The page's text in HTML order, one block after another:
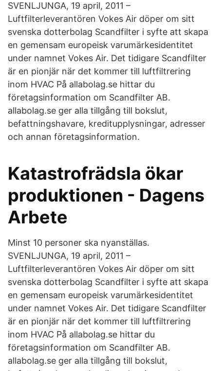
SVENLJUNGA, 19 april, 2011 –
Luftfilterleverantören Vokes Air döper om sitt
svenska dotterbolag Scandfilter i syfte att skapa
en gemensam europeisk varumärkesidentitet
under namnet Vokes Air. Det tidigare Scandfilter
är en pionjär när det kommer till luftfiltrering
inom HVAC På allabolag.se hittar du
företagsinformation om Scandfilter AB.
allabolag.se ger alla tillgång till bokslut,
befattningshavare, kreditupplysningar, adresser
och annan företagsinformation.
Katastrofrädsla ökar
produktionen - Dagens
Arbete
Minst 10 personer ska nyanställas.
SVENLJUNGA, 19 april, 2011 –
Luftfilterleverantören Vokes Air döper om sitt
svenska dotterbolag Scandfilter i syfte att skapa
en gemensam europeisk varumärkesidentitet
under namnet Vokes Air. Det tidigare Scandfilter
är en pionjär när det kommer till luftfiltrering
inom HVAC På allabolag.se hittar du
företagsinformation om Scandfilter AB.
allabolag.se ger alla tillgång till bokslut,